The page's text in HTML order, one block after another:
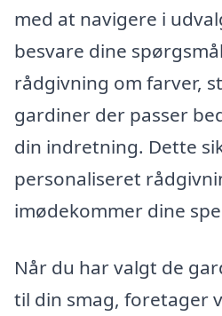
med at navigere i
besvare dine
rådgivning om farver,
gardiner der passer
din indretning. Dette
personaliseret
imødekommer dine
Når du har valgt de
til din smag, foretager